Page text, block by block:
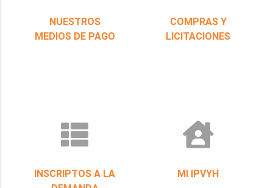
NUESTROS
MEDIOS DE PAGO
COMPRAS Y
LICITACIONES
INSCRIPTOS A LA
MI IPVYH